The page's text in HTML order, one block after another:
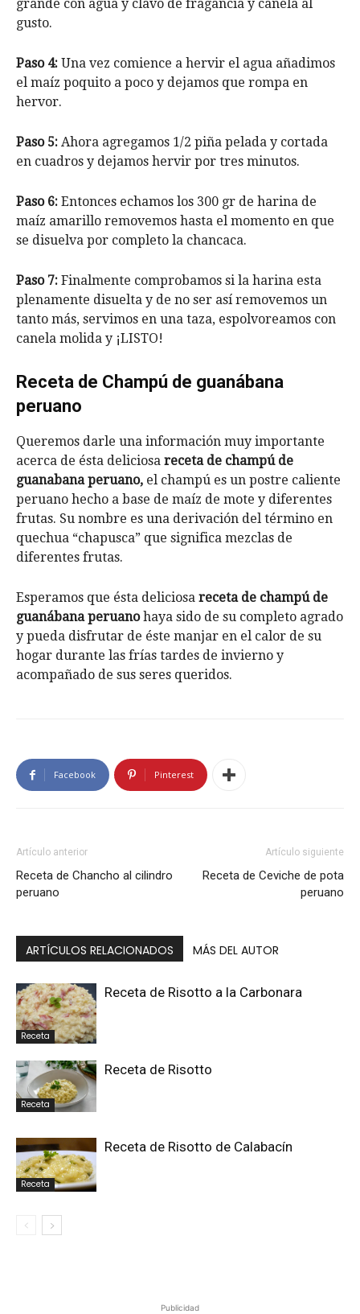
grande con agua y clavo de fragancia y canela al
gusto.
Paso 4: Una vez comience a hervir el agua añadimos
el maíz poquito a poco y dejamos que rompa en
hervor.
Paso 5: Ahora agregamos 1/2 piña pelada y cortada
en cuadros y dejamos hervir por tres minutos.
Paso 6: Entonces echamos los 300 gr de harina de
maíz amarillo removemos hasta el momento en que
se disuelva por completo la chancaca.
Paso 7: Finalmente comprobamos si la harina esta
plenamente disuelta y de no ser así removemos un
tanto más, servimos en una taza, espolvoreamos con
canela molida y ¡LISTO!
Receta de Champú de guanábana
peruano
Queremos darle una información muy importante
acerca de ésta deliciosa receta de champú de
guanabana peruano, el champú es un postre caliente
peruano hecho a base de maíz de mote y diferentes
frutas. Su nombre es una derivación del término en
quechua “chapusca” que significa mezclas de
diferentes frutas.
Esperamos que ésta deliciosa receta de champú de
guanábana peruanohaya sido de su completo agrado
y pueda disfrutar de éste manjar en el calor de su
hogar durante las frías tardes de invierno y
acompañado de sus seres queridos.
Facebook Pinterest
Artículo anterior
Receta de Chancho al cilindro
peruano
Artículo siguiente
Receta de Ceviche de pota
peruano
ARTÍCULOS RELACIONADOS MÁS DEL AUTOR
Receta
Receta de Risotto a la Carbonara
Receta
Receta de Risotto
Receta
Receta de Risotto de Calabacín
Publicidad